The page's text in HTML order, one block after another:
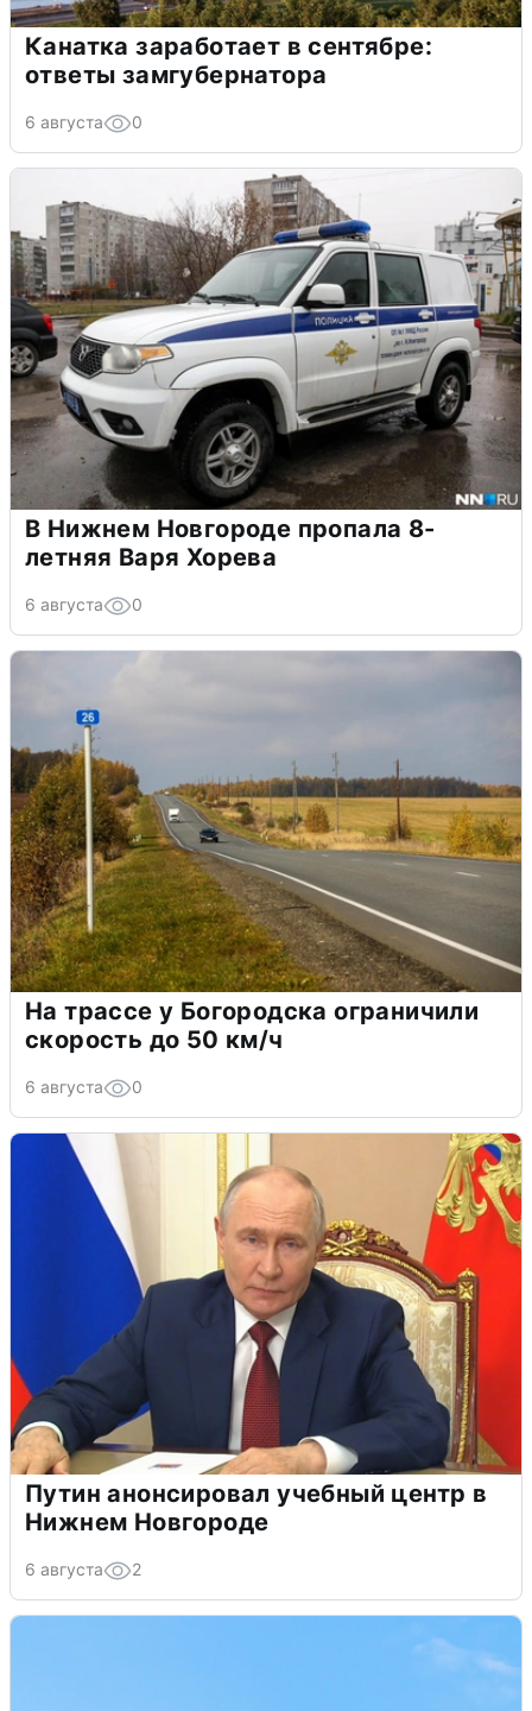
Канатка заработает в сентябре:
ответы замгубернатора
6 августа 0
В Нижнем Новгороде пропала 8-
летняя Варя Хорева
6 августа 0
На трассе у Богородска ограничили
скорость до 50 км/ч
6 августа 0
Путин анонсировал учебный центр в
Нижнем Новгороде
6 августа 2